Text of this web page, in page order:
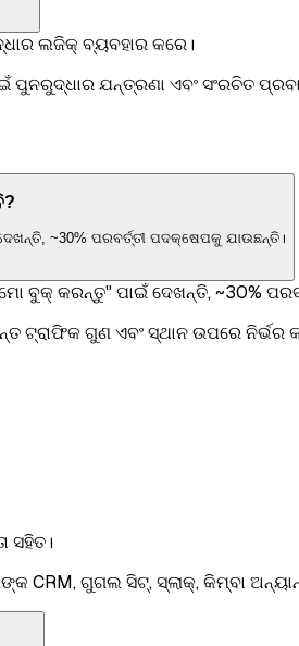
ଲଜିକ୍ ବ୍ୟବହାର କରେ।
ଯନ୍ତ୍ରଣା ଏବଂ ସଂରଚିତ
~30% ପରବର୍ତ୍ତୀ ପଦକ୍ଷେପକୁ ଯାଉଛନ୍ତି।
ବୁକ୍ କରନ୍ତୁ" ପାଇଁ ଦେଖନ୍ତି, ~30%
ଗୁଣ ଏବଂ ସ୍ଥାନ ଉପରେ ନିର୍ଭର
ସହିତ।
CRM, ଗୁଗଲ ସିଟ୍, ସ୍ଲାକ୍, କିମ୍ବା